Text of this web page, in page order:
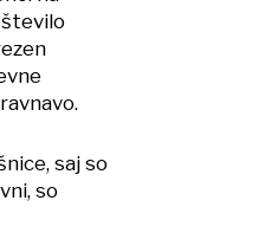
saj so
so